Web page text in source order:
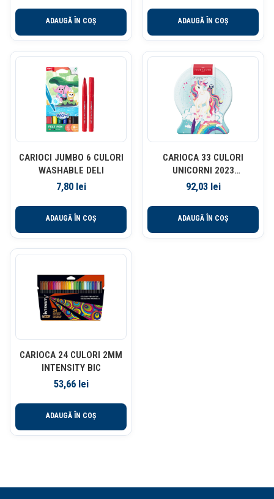
ADAUGĂ ÎN COȘ ADAUGĂ ÎN COȘ
CARIOCI JUMBO 6 CULORI
WASHABLE DELI
7,80 lei
ADAUGĂ ÎN COȘ
CARIOCA 33 CULORI
UNICORNI 2023
CONNECTOR FABER-
92,03 lei
ADAUGĂ ÎN COȘ
CARIOCA 24 CULORI 2MM
INTENSITY BIC
53,66 lei
ADAUGĂ ÎN COȘ